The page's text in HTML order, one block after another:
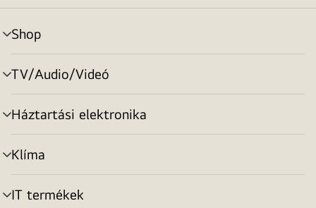
Shop
menu
toggle
TV/Audio/Videó
menu
toggle
Háztartási elektronika
menu
toggle
Klíma
menu
toggle
IT termékek
menu